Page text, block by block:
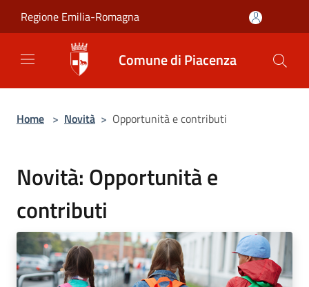
Regione Emilia-Romagna
Comune di Piacenza
Home > Novità > Opportunità e contributi
Novità: Opportunità e
contributi